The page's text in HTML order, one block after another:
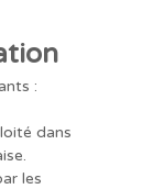
:
dans
les